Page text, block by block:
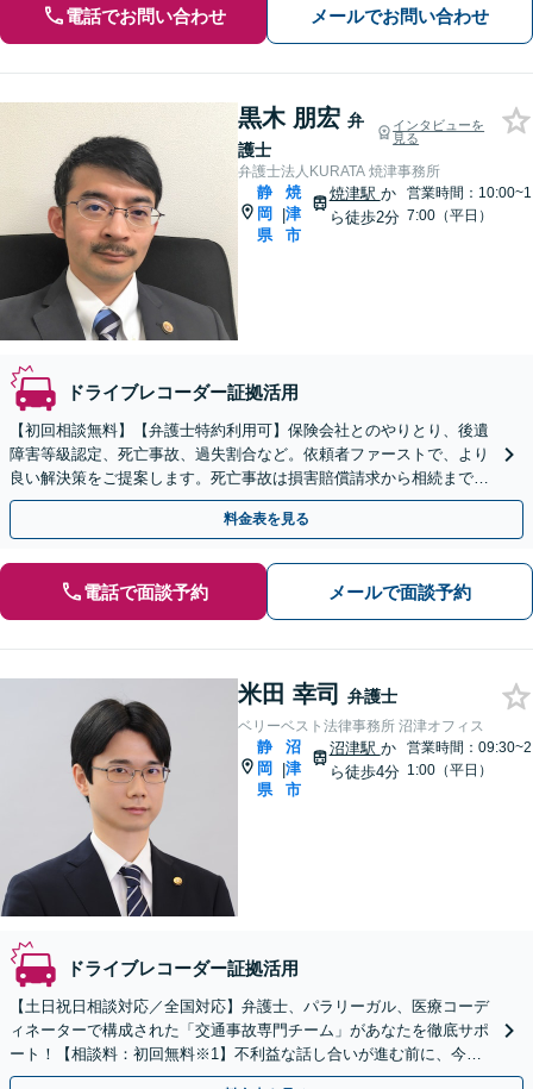
電話でお問い合わせ メールでお問い合わせ
黒木 朋宏 弁
護士
インタビューを
見る
弁護士法人KURATA 焼津事務所
静
岡
県
|
焼
津
市
焼津駅 か
ら徒歩2分
営業時間：10:00~1
7:00（平日）
ドライブレコーダー証拠活用
【初回相談無料】【弁護士特約利用可】保険会社とのやりとり、後遺
障害等級認定、死亡事故、過失割合など。依頼者ファーストで、より
良い解決策をご提案します。死亡事故は損害賠償請求から相続まで一
括で対応します【焼津駅2分】
料金表を見る
電話で面談予約 メールで面談予約
米田 幸司 弁護士
ベリーベスト法律事務所 沼津オフィス
静
岡
県
|
沼
津
市
沼津駅 か
ら徒歩4分
営業時間：09:30~2
1:00（平日）
ドライブレコーダー証拠活用
【土日祝日相談対応／全国対応】弁護士、パラリーガル、医療コーデ
ィネーターで構成された「交通事故専門チーム」があなたを徹底サポ
ート！【相談料：初回無料※1】不利益な話し合いが進む前に、今す
ぐ相談！